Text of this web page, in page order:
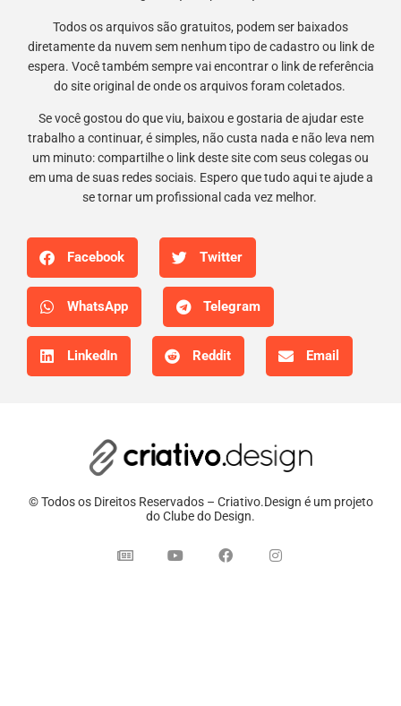
Todos os arquivos são gratuitos, podem ser baixados
diretamente da nuvem sem nenhum tipo de cadastro ou link de
espera. Você também sempre vai encontrar o link de referência
do site original de onde os arquivos foram coletados.
Se você gostou do que viu, baixou e gostaria de ajudar este
trabalho a continuar, é simples, não custa nada e não leva nem
um minuto: compartilhe o link deste site com seus colegas ou
em uma de suas redes sociais. Espero que tudo aqui te ajude a
se tornar um profissional cada vez melhor.
Facebook Twitter
WhatsApp Telegram
LinkedIn Reddit Email
© Todos os Direitos Reservados – Criativo.Design é um projeto
do Clube do Design.